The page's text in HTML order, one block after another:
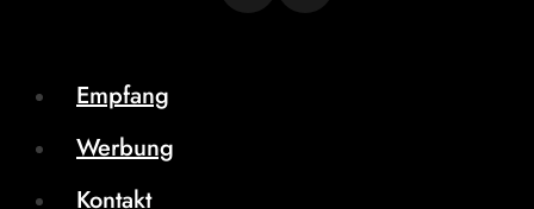
Empfang
Werbung
Kontakt